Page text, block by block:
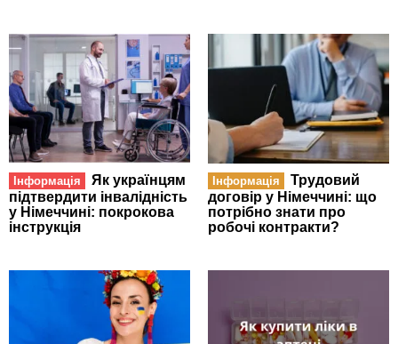
Інформація
Як українцям
підтвердити інвалідність
у Німеччині: покрокова
інструкція
Інформація
Трудовий
договір у Німеччині: що
потрібно знати про
робочі контракти?